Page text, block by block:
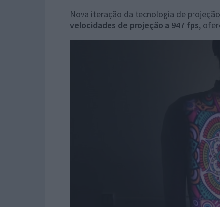
Nova iteração da tecnologia de
velocidades de projeção a 947 fps,